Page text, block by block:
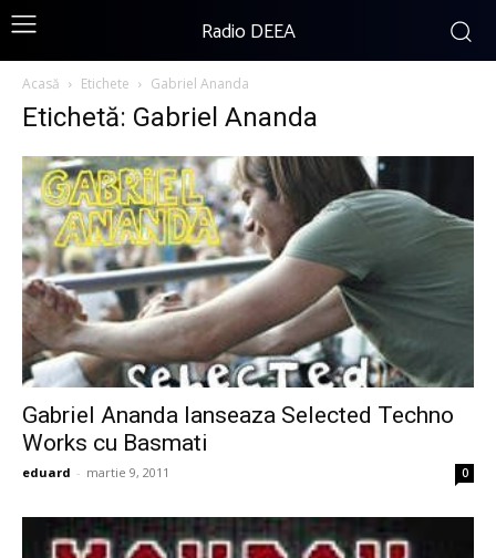
Radio DEEA
Acasă Etichete Gabriel Ananda
Etichetă: Gabriel Ananda
Gabriel Ananda lanseaza Selected Techno
Works cu Basmati
eduard - martie 9, 2011 0